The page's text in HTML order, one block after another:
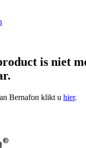
is niet
Bernafon klikt u hier.